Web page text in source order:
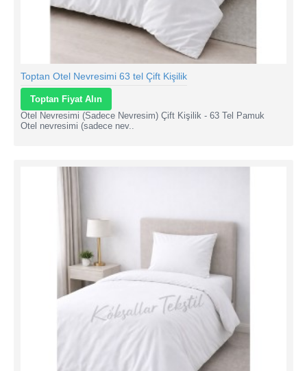
Toptan Otel Nevresimi 63 tel Çift Kişilik
Toptan Fiyat Alın
Otel Nevresimi (Sadece Nevresim) Çift Kişilik - 63 Tel Pamuk
Otel nevresimi (sadece nev..